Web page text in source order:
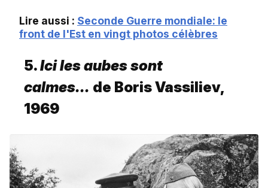
Lire aussi : Seconde Guerre mondiale: le
front de l'Est en vingt photos célèbres
5.Ici les aubes sont
calmes... de Boris Vassiliev,
1969